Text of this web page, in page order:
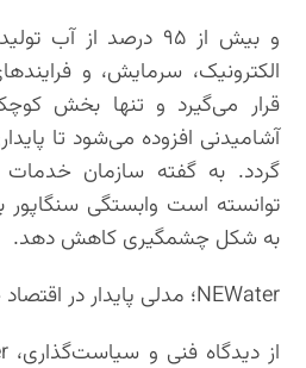
الکترونیک، سرمایش، و
قرار می‌گیرد و تنها بخش
آشامیدنی افزوده می‌شود تا
گردد. به گفته‌ سازمان
توانسته است وابستگی سنگاپور
به شکل چشمگیری کاهش دهد.
NEWater؛ مدلی پایدار در اقتصاد چرخشی آب